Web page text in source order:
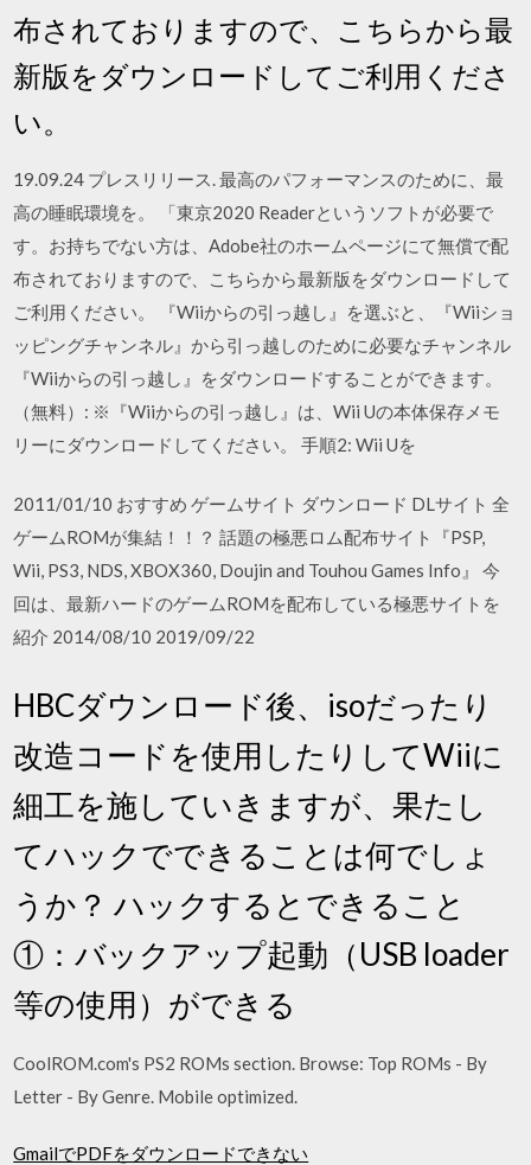
布されておりますので、こちらから最
新版をダウンロードしてご利用くださ
い。
19.09.24 プレスリリース. 最高のパフォーマンスのために、最
高の睡眠環境を。 「東京2020 Readerというソフトが必要で
す。お持ちでない方は、Adobe社のホームページにて無償で配
布されておりますので、こちらから最新版をダウンロードして
ご利用ください。 『Wiiからの引っ越し』を選ぶと、『Wiiショ
ッピングチャンネル』から引っ越しのために必要なチャンネル
『Wiiからの引っ越し』をダウンロードすることができます。
（無料）: ※『Wiiからの引っ越し』は、Wii Uの本体保存メモ
リーにダウンロードしてください。 手順2: Wii Uを
2011/01/10 おすすめ ゲームサイト ダウンロード DLサイト 全
ゲームROMが集結！！？ 話題の極悪ロム配布サイト『PSP,
Wii, PS3, NDS, XBOX360, Doujin and Touhou Games Info』 今
回は、最新ハードのゲームROMを配布している極悪サイトを
紹介 2014/08/10 2019/09/22
HBCダウンロード後、isoだったり
改造コードを使用したりしてWiiに
細工を施していきますが、果たし
てハックでできることは何でしょ
うか？ ハックするとできること
①：バックアップ起動（USB loader
等の使用）ができる
CoolROM.com's PS2 ROMs section. Browse: Top ROMs - By
Letter - By Genre. Mobile optimized.
GmailでPDFをダウンロードできない